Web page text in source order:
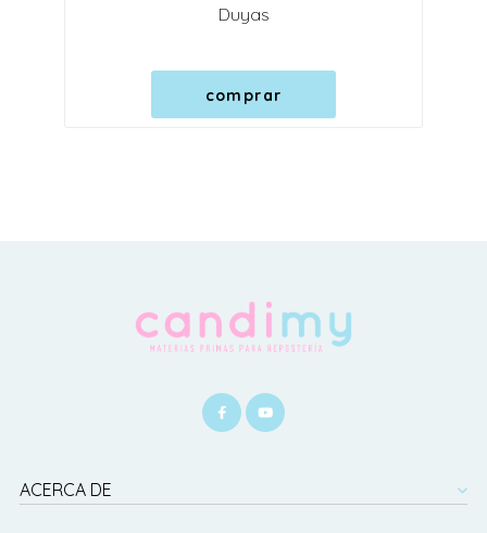
Duyas
comprar
ACERCA DE